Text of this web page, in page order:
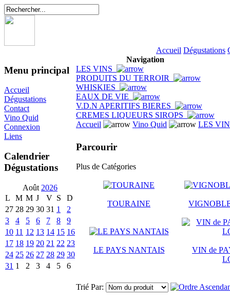
Accueil Dégustations
Menu principal
Accueil
Dégustations
Contact
Vino Quid
Connexion
Liens
Calendrier
Dégustations
Août 2026
L
M M J V S
D
27 28 29 30 31 1
2
3
4 5 6 7 8
9
10 11 12 13 14 15 16
17 18 19 20 21 22 23
24 25 26 27 28 29 30
31 1 2 3 4 5 6
Navigation
LES VINS
PRODUITS DU TERROIR
WHISKIES
EAUX DE VIE
V.D.N APERITIFS BIERES
CREMES LIQUEURS SIROPS
Accueil
Vino Quid LES
Parcourir
Plus de Catégories
TOURAINE
LE PAYS NANTAIS
VIN de
Trié Par: